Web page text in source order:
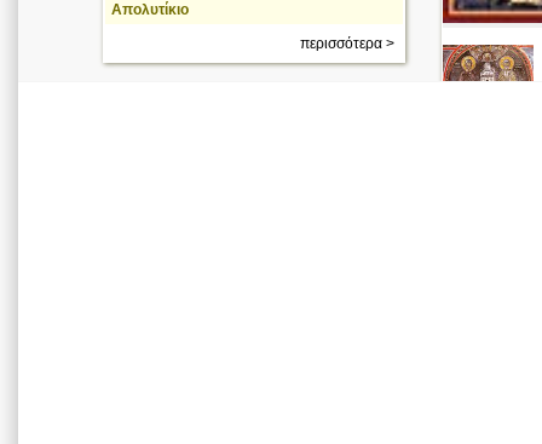
Απολυτίκιο
περισσότερα >